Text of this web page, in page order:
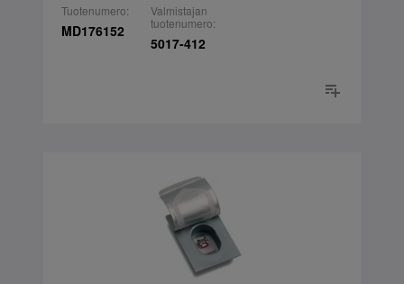
Tuotenumero:
MD176152
Valmistajan
tuotenumero:
5017-412